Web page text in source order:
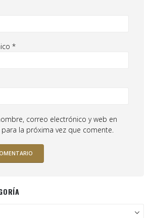
*
correo electrónico y web en
la próxima vez que comente.